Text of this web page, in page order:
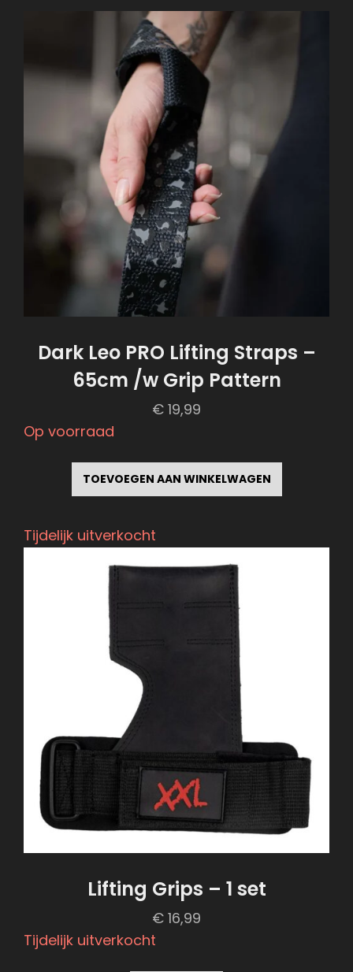
Dark Leo PRO Lifting Straps –
65cm /w Grip Pattern
€ 19,99
Op voorraad
TOEVOEGEN AAN WINKELWAGEN
Tijdelijk uitverkocht
Lifting Grips – 1 set
€ 16,99
Tijdelijk uitverkocht